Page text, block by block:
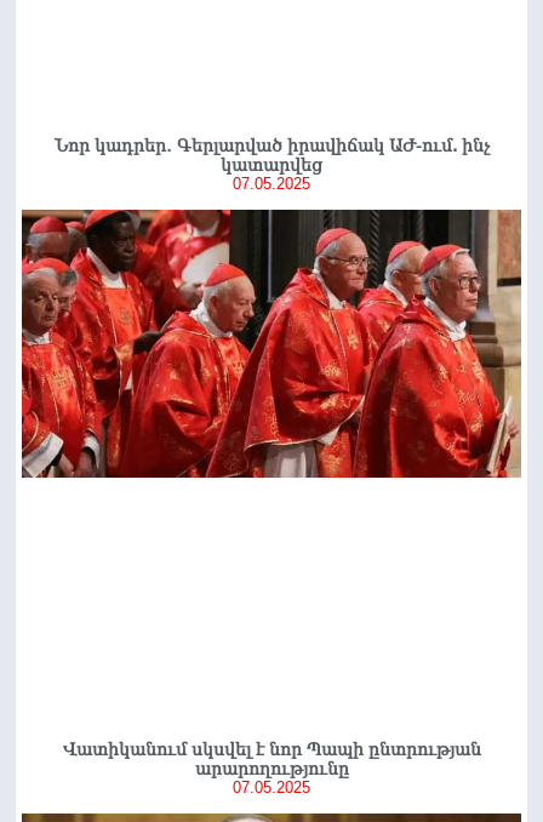
Նոր կադրեր․ Գերլարված իրավիճակ ԱԺ-ում. ինչ
կատարվեց
07.05.2025
Վատիկանում սկսվել է նոր Պապի ընտրության
արարողությունը
07.05.2025